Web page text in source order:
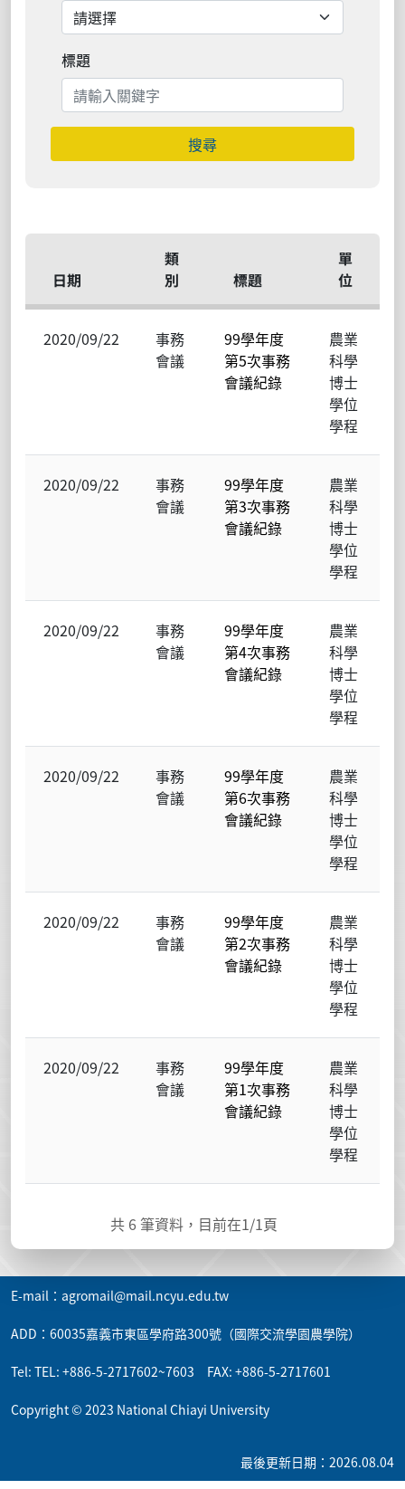
標題
搜尋
日期
類
別
標題
單
位
2020/09/22
事務
會議
99學年度
第5次事務
會議紀錄
農業
科學
博士
學位
學程
2020/09/22
事務
會議
99學年度
第3次事務
會議紀錄
農業
科學
博士
學位
學程
2020/09/22
事務
會議
99學年度
第4次事務
會議紀錄
農業
科學
博士
學位
學程
2020/09/22
事務
會議
99學年度
第6次事務
會議紀錄
農業
科學
博士
學位
學程
2020/09/22
事務
會議
99學年度
第2次事務
會議紀錄
農業
科學
博士
學位
學程
2020/09/22
事務
會議
99學年度
第1次事務
會議紀錄
農業
科學
博士
學位
學程
共 6 筆資料，目前在1/1頁
E-mail：agromail@mail.ncyu.edu.tw
ADD：60035嘉義市東區學府路300號（國際交流學園農學院）
Tel: TEL: +886-5-2717602~7603 FAX: +886-5-2717601
Copyright © 2023 National Chiayi University
最後更新日期：2026.08.04